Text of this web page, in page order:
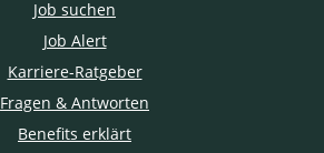
Job suchen
Job Alert
Karriere-Ratgeber
Fragen & Antworten
Benefits erklärt